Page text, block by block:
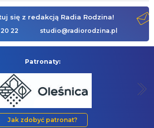
się z redakcją Radia Rodzina!
20 22 studio@radiorodzina.pl
Patronaty:
Jak zdobyć patronat?